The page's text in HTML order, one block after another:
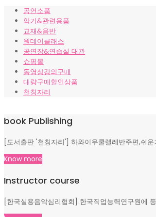
격:
₩10,000.₩8,000.
공연소품
악기&관련용품
교재&음반
원데이클래스
공연장&연습실 대관
쇼핑몰
동영상강의구매
대량구매할인상품
천칭자리
book Publishing
[도서출판 '천칭자리'] 하와이우쿨렐레반주편,쉬
Know more
Instructor course
[한국실용음악심리협회] 한국직업능력연구원에